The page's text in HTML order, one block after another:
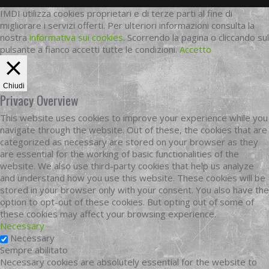
IMDI utilizza cookies proprietari e di terze parti al fine di
migliorare i servizi offerti. Per ulteriori informazioni consulta la
nostrainformativa sui cookies. Scorrendo la pagina o cliccando sul
pulsante a fianco accetti tutte le condizioni.Accetto
Chiudi
Privacy Overview
This website uses cookies to improve your experience while you
navigate through the website. Out of these, the cookies that are
categorized as necessary are stored on your browser as they
are essential for the working of basic functionalities of the
website. We also use third-party cookies that help us analyze
and understand how you use this website. These cookies will be
stored in your browser only with your consent. You also have the
option to opt-out of these cookies. But opting out of some of
these cookies may affect your browsing experience.
Necessary
Necessary
Sempre abilitato
Necessary cookies are absolutely essential for the website to